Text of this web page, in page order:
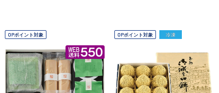
OPポイント対象 OPポイント対象 冷凍